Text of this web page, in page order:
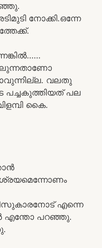
നോക്കി.ഒന്നേ
വലതു
പച്ചകുത്തിയത് പല
കൈ.
എന്നെ
എന്തോ പറഞ്ഞു.